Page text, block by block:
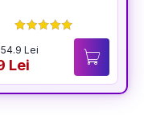
54.9 Lei
Lei